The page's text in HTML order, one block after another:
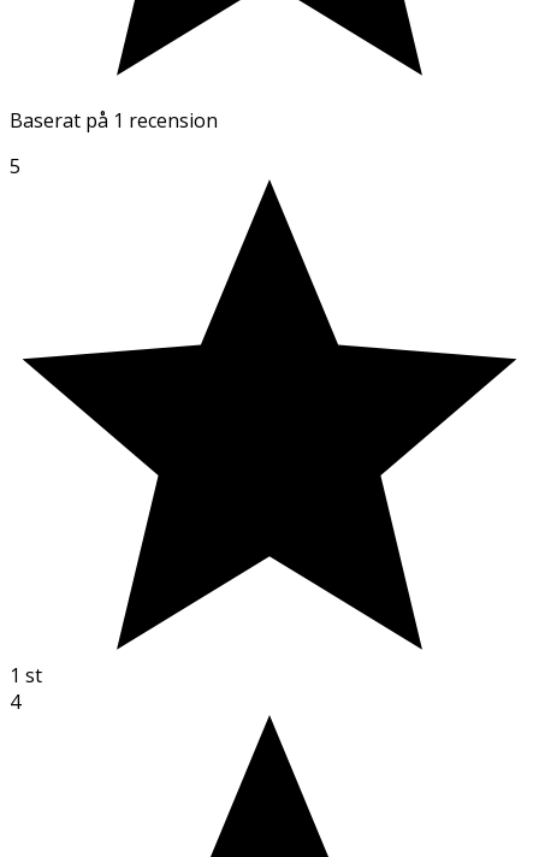
Baserat på 1 recension
5
1 st
4